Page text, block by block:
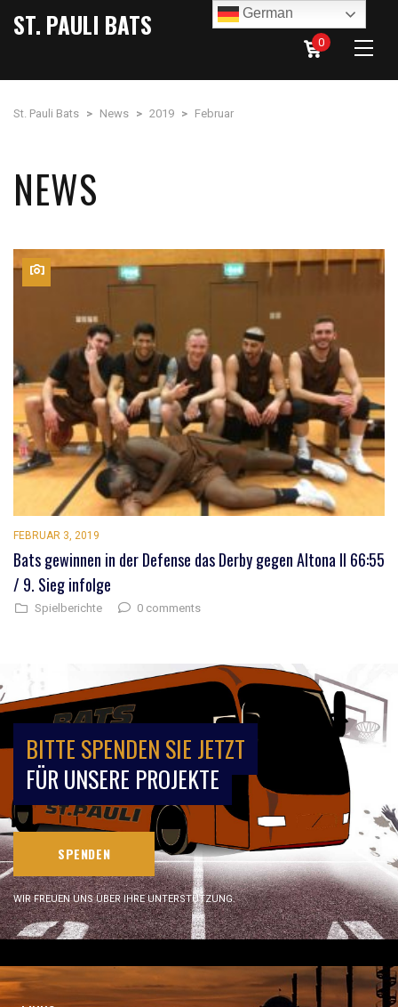
ST. PAULI BATS
0
St. Pauli Bats > News > 2019 > Februar
NEWS
FEBRUAR 3, 2019
Bats gewinnen in der Defense das Derby gegen Altona II 66:55
/ 9. Sieg infolge
Spielberichte 0 comments
BITTE SPENDEN SIE JETZT
FÜR UNSERE PROJEKTE
SPENDEN
WIR FREUEN UNS ÜBER IHRE UNTERSTÜTZUNG.
German